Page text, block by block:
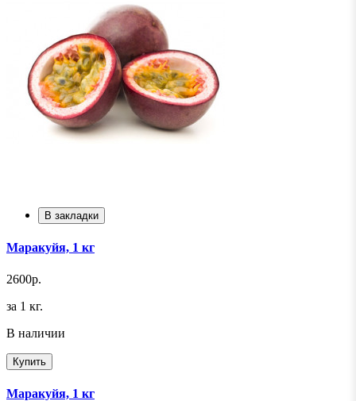
В закладки
Маракуйя, 1 кг
2600р.
за 1 кг.
В наличии
Купить
Маракуйя, 1 кг